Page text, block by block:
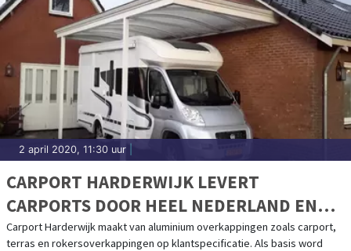
2 april 2020, 11:30 uur
CARPORT HARDERWIJK LEVERT
CARPORTS DOOR HEEL NEDERLAND EN
BELGIË
Carport Harderwijk maakt van aluminium overkappingen zoals carport,
terras en rokersoverkappingen op klantspecificatie. Als basis word